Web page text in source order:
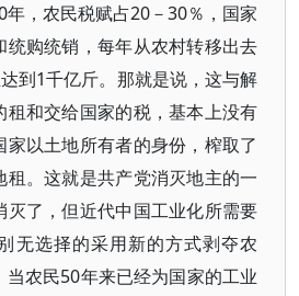
年，农民税赋占20－30％，国家
统购统销，每年从农村转移出去
到1千亿斤。那就是说，这与解
租和交给国家的税，基本上没有
以土地所有者的身份，榨取了
租。这就是共产党消灭地主的一
灭了，但近代中国工业化所需要
无选择的采用新的方式剥夺农
农民50年来已经为国家的工业